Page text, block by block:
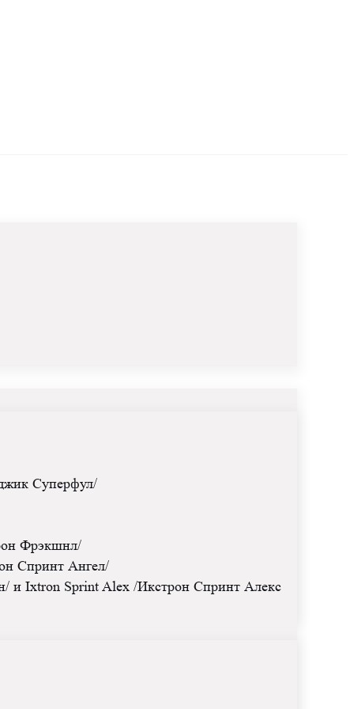
Суперфул/
Фрэкшнл/
Спринт Ангел/
и Ixtron Sprint Alex /Икстрон Спринт Алекс